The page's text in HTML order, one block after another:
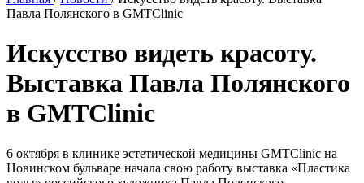
Павла Полянского в GMTClinic
Искусство видеть красоту.
Выставка Павла Полянского
в GMTClinic
6 октября в клинике эстетической медицины GMTClinic на
Новинском бульваре начала свою работу выставка «Пластика